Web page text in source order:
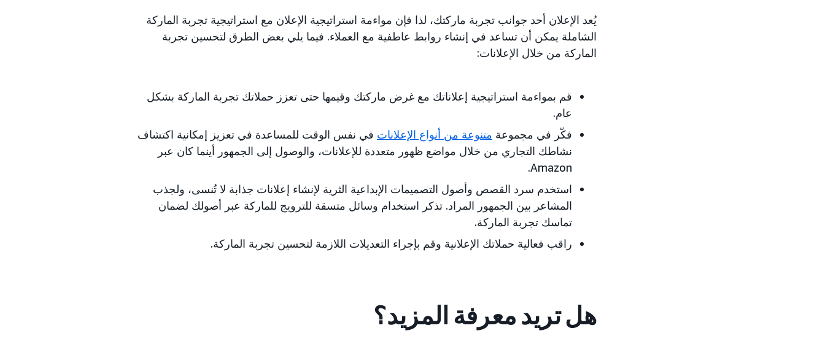
يُعد الإعلان أحد جوانب تجربة ماركتك، لذا فإن مواءمة استراتيجية الإعلان مع استراتيجية تجربة الماركة
الشاملة يمكن أن تساعد في إنشاء روابط عاطفية مع العملاء. فيما يلي بعض الطرق لتحسين تجربة
الماركة من خلال الإعلانات:
قم بمواءمة استراتيجية إعلاناتك مع غرض ماركتك وقيمها حتى تعزز حملاتك تجربة الماركة بشكل
عام.
فكّر في مجموعة متنوعة من أنواع الإعلانات في نفس الوقت للمساعدة في تعزيز إمكانية اكتشاف
نشاطك التجاري من خلال مواضع ظهور متعددة للإعلانات، والوصول إلى الجمهور أينما كان عبر
Amazon.
استخدم سرد القصص وأصول التصميمات الإبداعية الثرية لإنشاء إعلانات جذابة لا تُنسى، ولجذب
المشاعر بين الجمهور المراد. تذكر استخدام وسائل متسقة للترويج للماركة عبر أصولك لضمان
تماسك تجربة الماركة.
راقب فعالية حملاتك الإعلانية وقم بإجراء التعديلات اللازمة لتحسين تجربة الماركة.
هل تريد معرفة المزيد؟